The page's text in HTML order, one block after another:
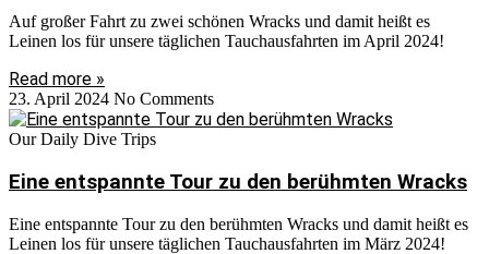
Auf großer Fahrt zu zwei schönen Wracks und damit heißt es
Leinen los für unsere täglichen Tauchausfahrten im April 2024!
Read more »
23. April 2024 No Comments
Our Daily Dive Trips
Eine entspannte Tour zu den berühmten Wracks
Eine entspannte Tour zu den berühmten Wracks und damit heißt es
Leinen los für unsere täglichen Tauchausfahrten im März 2024!